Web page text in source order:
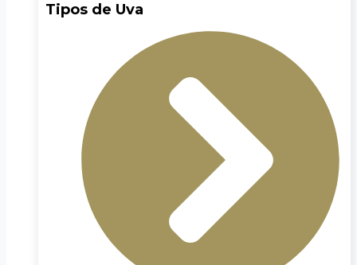
Tipos de Uva